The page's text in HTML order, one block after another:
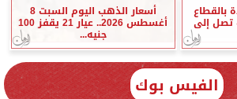
بالقطاع
تصل إلى
أسعار الذهب اليوم السبت 8
أغسطس 2026.. عيار 21 يقفز 100
جنيه...
الفيس بوك